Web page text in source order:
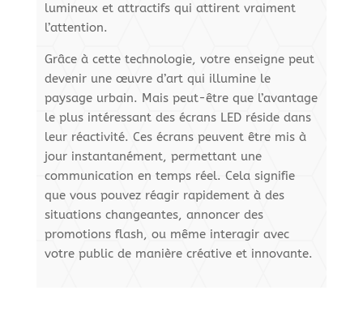
lumineux et attractifs qui attirent vraiment
l’attention.
Grâce à cette technologie, votre enseigne peut
devenir une œuvre d’art qui illumine le
paysage urbain. Mais peut-être que l’avantage
le plus intéressant des écrans LED réside dans
leur réactivité. Ces écrans peuvent être mis à
jour instantanément, permettant une
communication en temps réel. Cela signifie
que vous pouvez réagir rapidement à des
situations changeantes, annoncer des
promotions flash, ou même interagir avec
votre public de manière créative et innovante.